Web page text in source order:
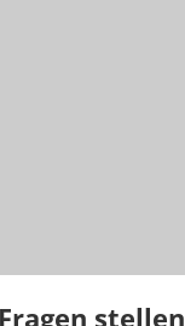
stellen